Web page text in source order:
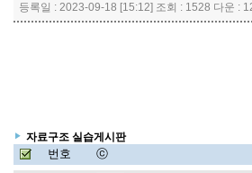
등록일 : 2023-09-18 [15:12] 조회 : 1528 다운 :
자료구조 실습게시판
번호 ⓒ